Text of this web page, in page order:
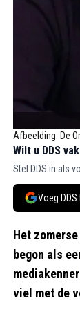
Afbeelding: De
Wilt u DDS
Stel DDS in als
Voeg
Het
begon als
mediakenner
viel met de